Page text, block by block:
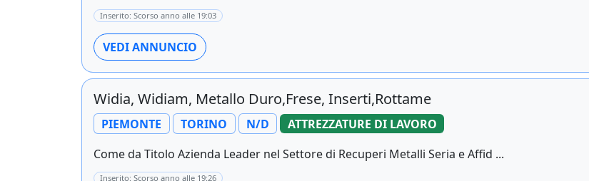
Inserito: Scorso anno alle 19:03
VEDI ANNUNCIO
Widia, Widiam, Metallo Duro,Frese, Inserti,Rottame
PIEMONTE TORINO N/D
ATTREZZATURE DI LAVORO
Come da Titolo Azienda Leader nel Settore di Recuperi Metalli Seria e Affid ...
Inserito: Scorso anno alle 19:26